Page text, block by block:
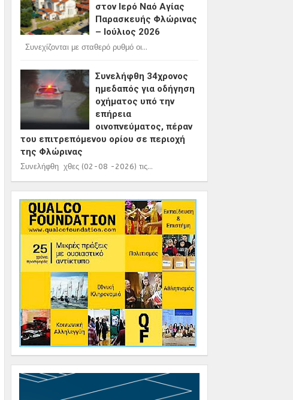
στον Ιερό Ναό Αγίας
Παρασκευής Φλώρινας
– Ιούλιος 2026
Συνεχίζονται με σταθερό ρυθμό οι...
Συνελήφθη 34χρονος
ημεδαπός για οδήγηση
οχήματος υπό την
επήρεια
οινοπνεύματος, πέραν
του επιτρεπόμενου ορίου σε περιοχή
της Φλώρινας
Συνελήφθη χθες (02-08 -2026) τις...